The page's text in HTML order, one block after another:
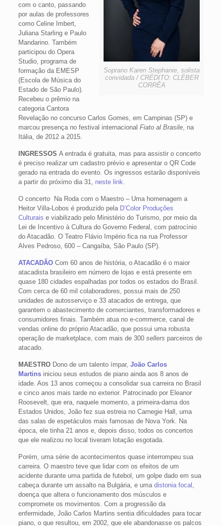
Soprano Karen Stephanie, solista
convidada / CRÉDITO: CLÉBER
CORRÊA
com o canto, passando
por aulas de professores
como Celine Imbert,
Juliana Starling e Paulo
Mandarino. Também
participou do Opera
Studio, programa de
formação da EMESP
(Escola de Música do
Estado de São Paulo).
Recebeu o prêmio na
categoria Cantora
Revelação no concurso Carlos Gomes, em Campinas (SP) e
marcou presença no festival internacional Fiato al Brasile, na
Itália, de 2012 a 2015.
INGRESSOS A entrada é gratuita, mas para assistir o concerto
é preciso realizar um cadastro prévio e apresentar o QR Code
gerado na entrada do evento. Os ingressos estarão disponíveis
a partir do próximo dia 31, neste link
O concerto Na Roda com o Maestro – Uma homenagem a
Heitor Villa-Lobos é produzido pela D’Color Produções
Culturais e viabilizado pelo Ministério do Turismo, por meio da
Lei de Incentivo à Cultura do Governo Federal, com patrocínio
do Atacadão. O Teatro Flávio Império fica na rua Professor
Alves Pedroso, 600 – Cangaíba, São Paulo (SP).
ATACADÃO Com 60 anos de história, o Atacadão é o maior
atacadista brasileiro em número de lojas e está presente em
quase 180 cidades espalhadas por todos os estados do Brasil.
Com cerca de 60 mil colaboradores, possui mais de 250
unidades de autosserviço e 33 atacados de entrega, que
garantem o abastecimento de comerciantes, transformadores e
consumidores finais. Também atua no e-commerce, canal de
vendas online do próprio Atacadão, que possui uma robusta
operação de marketplace, com mais de 300 sellers parceiros de
atacado.
MAESTRODono de um talento ímpar, João Carlos
Martinsiniciou seus estudos de piano ainda aos 8 anos de
idade. Aos 13 anos começou a consolidar sua carreira no Brasil
e cinco anos mais tarde no exterior. Patrocinado por Eleanor
Roosevelt, que era, naquele momento, a primeira-dama dos
Estados Unidos, João fez sua estreia no Carnegie Hall, uma
das salas de espetáculos mais famosas de Nova York. Na
época, ele tinha 21 anos e, depois disso, todos os concertos
que ele realizou no local tiveram lotação esgotada.
Porém, uma série de acontecimentos quase interrompeu sua
carreira. O maestro teve que lidar com os efeitos de um
acidente durante uma partida de futebol, um golpe dado em sua
cabeça durante um assalto na Bulgária, e uma distonia focal
doença que altera o funcionamento dos músculos e
compromete os movimentos. Com a progressão da
enfermidade, João Carlos Martins sentia dificuldades para tocar
piano, o que resultou, em 2002, que ele abandonasse os palcos